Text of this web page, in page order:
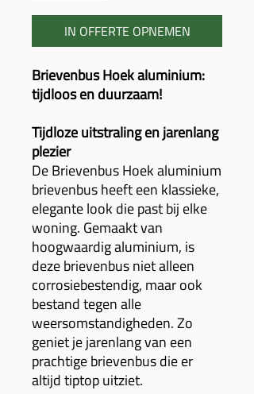
IN OFFERTE OPNEMEN
Brievenbus Hoek aluminium:
tijdloos en duurzaam!
Tijdloze uitstraling en jarenlang
plezier
De Brievenbus Hoek aluminium
brievenbus heeft een klassieke,
elegante look die past bij elke
woning. Gemaakt van
hoogwaardig aluminium, is
deze brievenbus niet alleen
corrosiebestendig, maar ook
bestand tegen alle
weersomstandigheden. Zo
geniet je jarenlang van een
prachtige brievenbus die er
altijd tiptop uitziet.